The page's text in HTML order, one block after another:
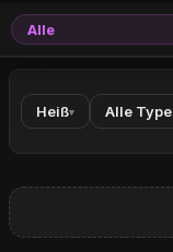
Alle
Heiß▾ Alle